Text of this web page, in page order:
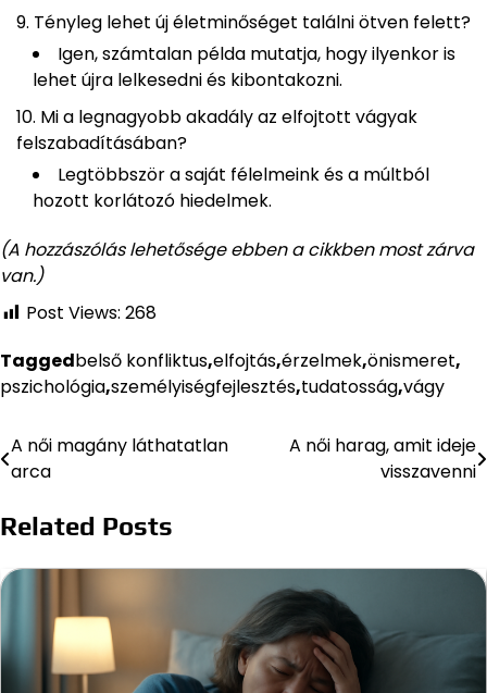
Tényleg lehet új életminőséget találni ötven felett?
Igen, számtalan példa mutatja, hogy ilyenkor is
lehet újra lelkesedni és kibontakozni.
Mi a legnagyobb akadály az elfojtott vágyak
felszabadításában?
Legtöbbször a saját félelmeink és a múltból
hozott korlátozó hiedelmek.
(A hozzászólás lehetősége ebben a cikkben most zárva
van.)
Post Views: 268
Taggedbelső konfliktus,elfojtás,érzelmek,önismeret,
pszichológia,személyiségfejlesztés,tudatosság,vágy
Bejegyzés
A női magány láthatatlan
arca
A női harag, amit ideje
visszavenni
Related Posts